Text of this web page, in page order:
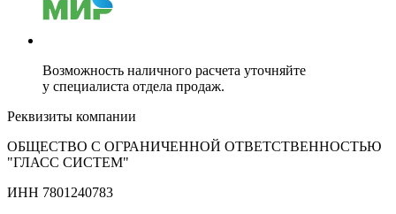
Возможность наличного расчета уточняйте
у специалиста отдела продаж.
Реквизиты компании
ОБЩЕСТВО С ОГРАНИЧЕННОЙ ОТВЕТСТВЕННОСТЬЮ
"ГЛАСС СИСТЕМ"
ИНН 7801240783